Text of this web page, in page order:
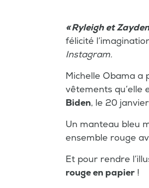
« Ryleigh et
félicité
Instagram.
Michelle Obama a
vêtements qu’elle
Biden, le 20
Un manteau bleu
ensemble rouge
Et pour rendre
rouge en papier !